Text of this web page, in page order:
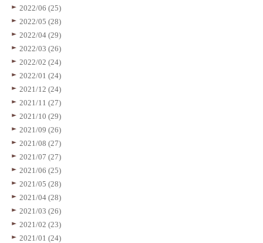
2022/06 (25)
2022/05 (28)
2022/04 (29)
2022/03 (26)
2022/02 (24)
2022/01 (24)
2021/12 (24)
2021/11 (27)
2021/10 (29)
2021/09 (26)
2021/08 (27)
2021/07 (27)
2021/06 (25)
2021/05 (28)
2021/04 (28)
2021/03 (26)
2021/02 (23)
2021/01 (24)